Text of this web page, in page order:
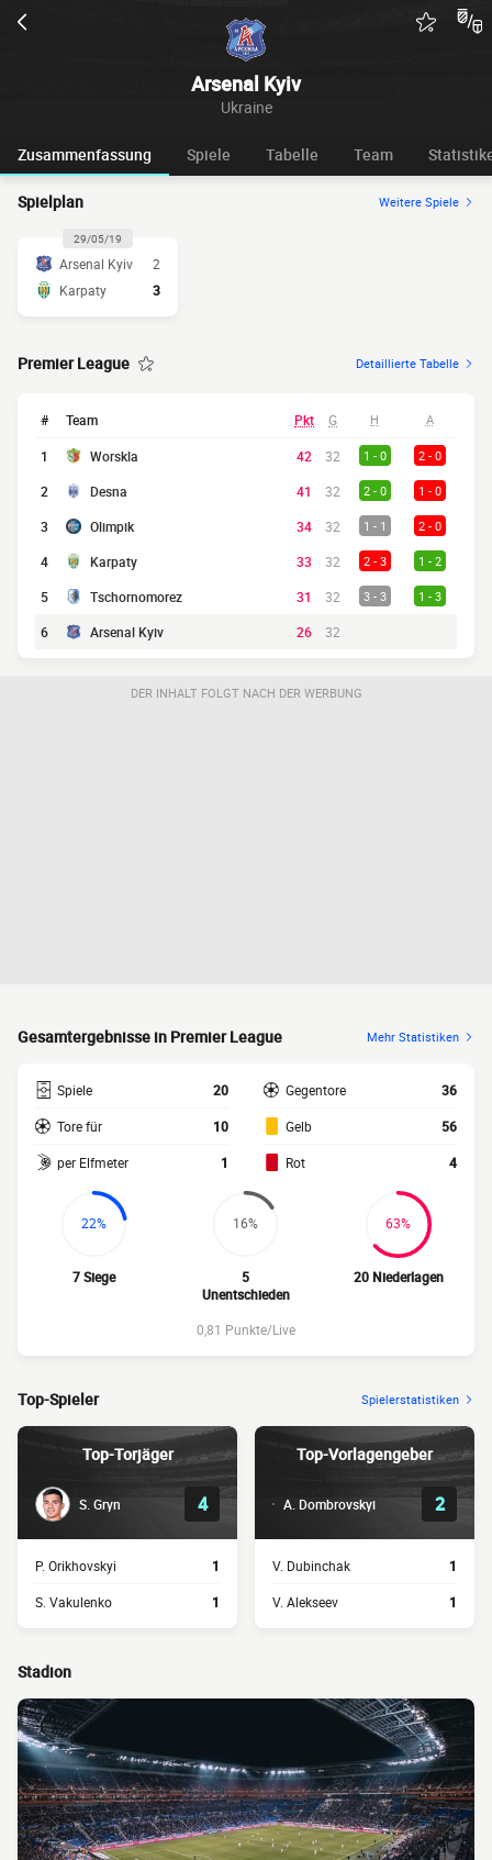
Arsenal Kyiv
Ukraine
Zusammenfassung Spiele Tabelle Team
Spielplan Weitere Spiele
29/05/19
Arsenal Kyiv
2
Karpaty
3
Premier League Detaillierte Tabelle
# Team Pkt G H A
1 Worskla 42 32 1 - 0 2 - 0
2 Desna 41 32 2 - 0 1 - 0
3 Olimpik 34 32 1 - 1 2 - 0
4 Karpaty 33 32 2 - 3 1 - 2
5 Tschornomorez 31 32 3 - 3 1 - 3
6 Arsenal Kyiv 26 32
DER INHALT FOLGT NACH DER WERBUNG
Gesamtergebnisse in Premier League Mehr Statistiken
Spiele 20
Tore für 10
per Elfmeter 1
Gegentore 36
Gelb 56
Rot 4
22%
7 Siege
16%
5
Unentschieden
63%
20 Niederlagen
0,81 Punkte/Live
Top-Spieler Spielerstatistiken
Top-Torjäger
S. Gryn 4
P. Orikhovskyi 1
S. Vakulenko 1
Top-Vorlagengeber
A. Dombrovskyi 2
V. Dubinchak 1
V. Alekseev 1
Stadion